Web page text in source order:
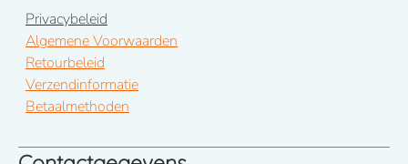
Privacybeleid
Algemene Voorwaarden
Retourbeleid
Verzendinformatie
Betaalmethoden